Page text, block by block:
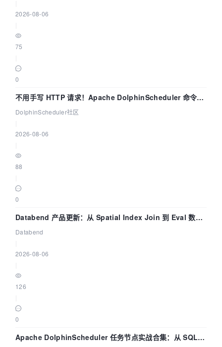
2026-08-06
75
0
不用手写 HTTP 请求！Apache DolphinScheduler 命令行
dsctl 两分钟上手
DolphinScheduler社区
2026-08-06
88
0
Databend 产品更新：从 Spatial Index Join 到 Eval 数据
管道
Databend
2026-08-06
126
0
Apache DolphinScheduler 任务节点实战合集：从 SQL、